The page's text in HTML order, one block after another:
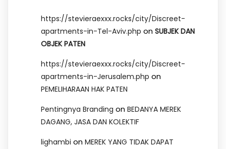
https://stevieraexxx.rocks/city/Discreet-
apartments-in-Tel-Aviv.php on SUBJEK DAN
OBJEK PATEN
https://stevieraexxx.rocks/city/Discreet-
apartments-in-Jerusalem.php on
PEMELIHARAAN HAK PATEN
Pentingnya Branding on BEDANYA MEREK
DAGANG, JASA DAN KOLEKTIF
lighambi on MEREK YANG TIDAK DAPAT